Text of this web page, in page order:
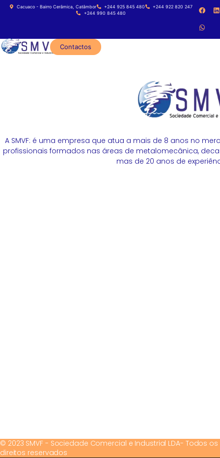
Cacuaco - Bairro Cerâmica, Catâmbor +244 925 845 480
+244 922 820 247
+244 990 845 480
Contactos
A SMVF: é uma empresa que atua a mais de 8 anos no
profissionais formados nas áreas de metalomecânica,
mas de 20 anos de
© 2023 SMVF - Sociedade Comercial e Industrial LDA- Todos os
direitos reservados